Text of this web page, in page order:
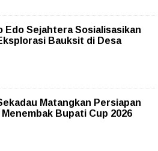
Edo Sejahtera Sosialisasikan
Bauksit di Desa
Matangkan Persiapan
Menembak Bupati Cup 2026